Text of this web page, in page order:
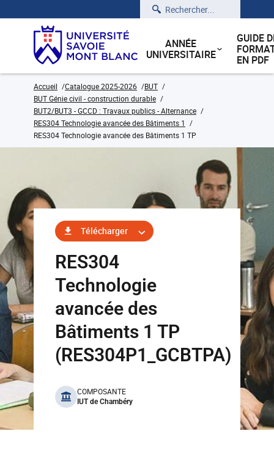
Rechercher
ANNÉE
UNIVERSITAIRE
GUIDE
EN PDF
Accueil Catalogue 2025-2026
BUT
BUT Génie civil - construction durable
BUT2/BUT3 - GCCD : Travaux publics - Alternance
RES304 Technologie avancée des Bâtiments 1
RES304 Technologie avancée des Bâtiments 1 TP
Télécharger
RES304
Technologie
avancée des
Bâtiments 1 TP
(RES304P1_GCBTPA)
benefits
COMPOSANTE
IUT de Chambéry